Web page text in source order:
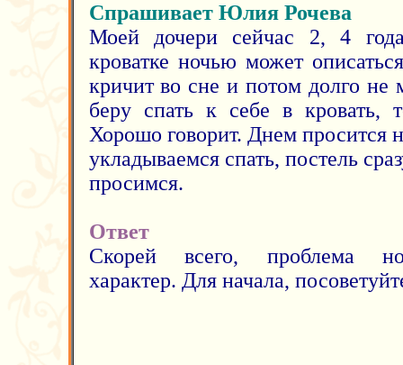
Спрашивает Юлия Рочева
Моей дочери сейчас 2, 4
кроватке ночью может
кричит во сне и потом долго не
беру спать к себе в кровать,
Хорошо говорит. Днем просится
укладываемся спать, постель
просимся.
Ответ
Скорей всего, проблема
характер. Для начала,